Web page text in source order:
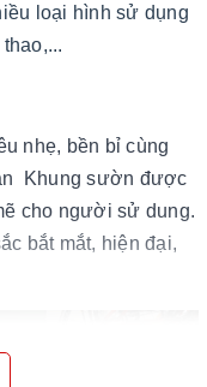
loại hình sử dụng
nhẹ, bền bỉ cùng
Khung sườn được
cho người sử dung.
bắt mắt, hiện đại,